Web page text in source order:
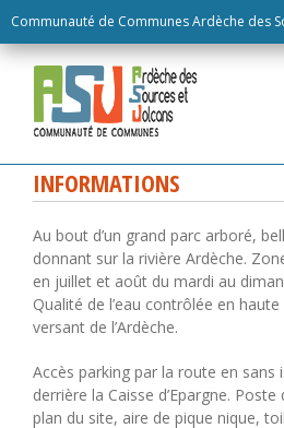
Communauté de Communes Ardèche des
to
content
INFORMATIONS
Au bout d’un grand parc arboré,
donnant sur la rivière Ardèche.
en juillet et août du mardi au
Qualité de l’eau contrôlée en
versant de l’Ardèche.
Accès parking par la route en sans
derrière la Caisse d’Epargne.
plan du site, aire de pique nique,